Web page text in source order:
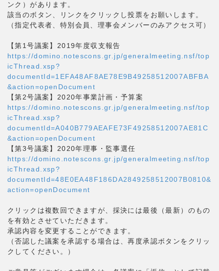
ンク）があります。
該当のボタン、リンクをクリックし投票をお願いします。
（指定代表者、特別会員、理事会メンバーのみアクセス可）
【第1号議案】2019年度収支報告
https://domino.notescons.gr.jp/generalmeeting.nsf/top
icThread.xsp?
documentId=1EFA48AF8AE78E9B49258512007ABFBA
&action=openDocument
【第2号議案】2020年事業計画・予算案
https://domino.notescons.gr.jp/generalmeeting.nsf/top
icThread.xsp?
documentId=A040B779AEAFE73F49258512007AE81C
&action=openDocument
【第3号議案】2020年理事・監事選任
https://domino.notescons.gr.jp/generalmeeting.nsf/top
icThread.xsp?
documentId=48E0EA48F186DA2849258512007B0810&
action=openDocument
クリックは複数回できますが、採決には最後（最新）のもの
を有効とさせていただきます。
承認内容を変更することができます。
（否認した議案を承認する場合は、再度承認ボタンをクリッ
クしてください。）